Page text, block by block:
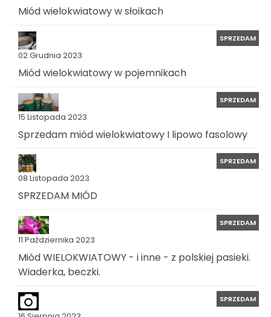
Miód wielokwiatowy w słoikach
02 Grudnia 2023
SPRZEDAM
Miód wielokwiatowy w pojemnikach
15 Listopada 2023
SPRZEDAM
Sprzedam miód wielokwiatowy I lipowo fasolowy
08 Listopada 2023
SPRZEDAM
SPRZEDAM MIÓD
11 Października 2023
SPRZEDAM
Miód WIELOKWIATOWY - i inne - z polskiej pasieki.
Wiaderka, beczki.
SPRZEDAM